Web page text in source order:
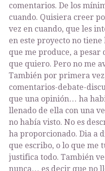
comentarios. De los
cuando. Quisiera creer
vez en cuando, que les
en este proyecto no
que me produce, a pesar
que quiero. Pero no me
También por primera
comentarios-debate-
que una opinión… ha
llenado de ella con una
no había visto. No es
ha proporcionado. Dia a
que escribo, o lo que me
justifica todo. También
nunca… es decir que no